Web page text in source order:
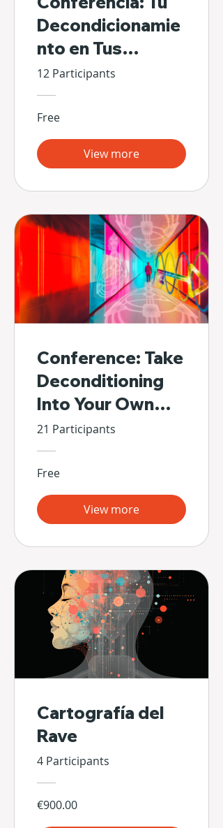
Decondicionamie
nto en Tus
Propias Manos
12 Participants
Free
View more
Conference: Take
Deconditioning
Into Your Own
Hands
21 Participants
Free
View more
Cartografía del
Rave
4 Participants
€900.00